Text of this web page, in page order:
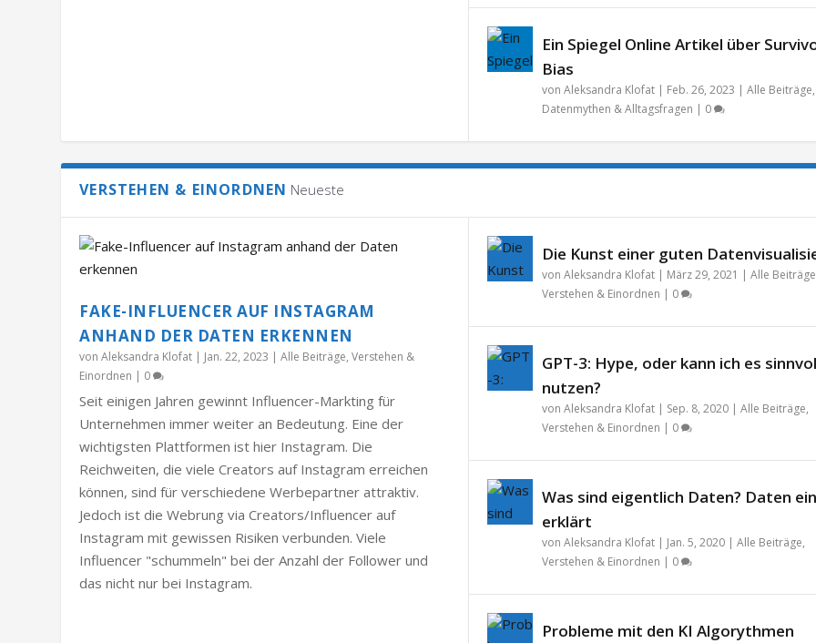
Ein Spiegel Online Artikel über
Bias
von Aleksandra Klofat| Feb. 26, 2023 | Alle Beiträge,
Datenmythen & Alltagsfragen | 0
VERSTEHEN & EINORDNEN Neueste
FAKE-INFLUENCER AUF INSTAGRAM
ANHAND DER DATEN ERKENNEN
vonAleksandra Klofat | Jan. 22, 2023 |Alle Beiträge,Verstehen &
Einordnen | 0
Seit einigen Jahren gewinnt Influencer-Markting für
Unternehmen immer weiter an Bedeutung. Eine der
wichtigsten Plattformen ist hier Instagram. Die
Reichweiten, die viele Creators auf Instagram erreichen
können, sind für verschiedene Werbepartner attraktiv.
Jedoch ist die Webrung via Creators/Influencer auf
Instagram mit gewissen Risiken verbunden. Viele
Influencer "schummeln" bei der Anzahl der Follower und
das nicht nur bei Instagram.
Die Kunst einer guten
von Aleksandra Klofat| März 29, 2021 | Alle Beiträge
Verstehen & Einordnen | 0
GPT-3: Hype, oder kann ich es
nutzen?
von Aleksandra Klofat| Sep. 8, 2020| Alle Beiträge,
Verstehen & Einordnen | 0
Was sind eigentlich Daten? Daten
erklärt
von Aleksandra Klofat| Jan. 5, 2020| Alle Beiträge,
Verstehen & Einordnen | 0
Probleme mit den KI Algorythmen